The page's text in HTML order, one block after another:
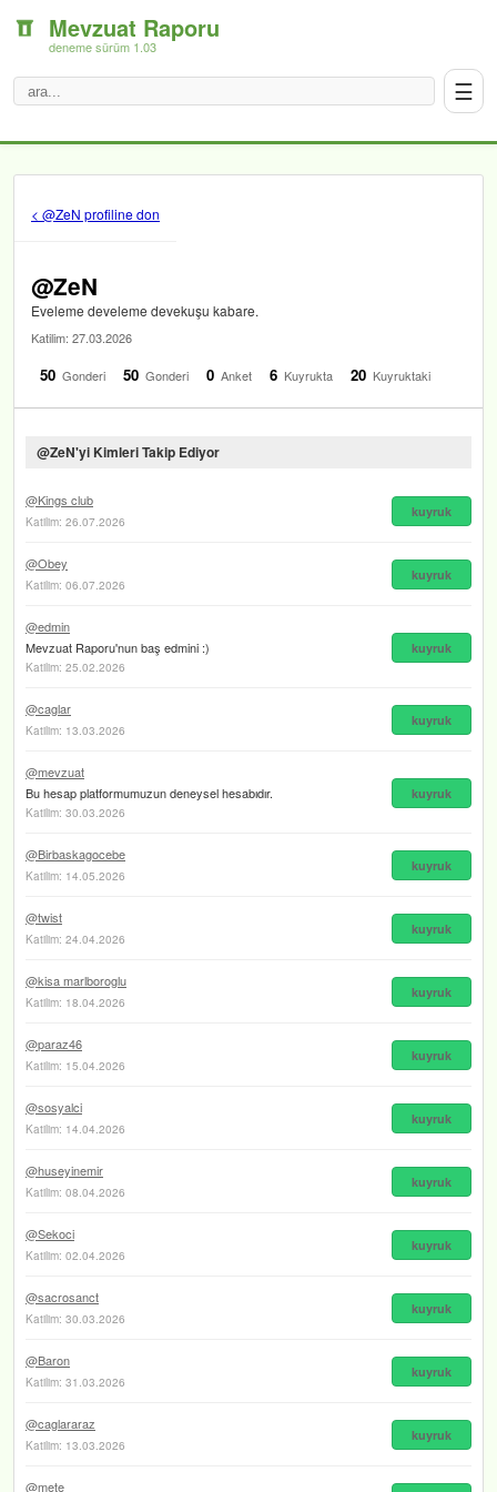
Mevzuat Raporu
deneme sürüm 1.03
☰
< @ZeN profiline don
@ZeN
Eveleme develeme devekuşu kabare.
Katilim: 27.03.2026
50 Gonderi 50 Gonderi 0 Anket 6 Kuyrukta 20 Kuyruktaki
@ZeN'yi Kimleri Takip Ediyor
@Kings club
Katilim: 26.07.2026
kuyruk
@Obey
Katilim: 06.07.2026
kuyruk
@edmin
Mevzuat Raporu'nun baş edmini :)
Katilim: 25.02.2026
kuyruk
@caglar
Katilim: 13.03.2026
kuyruk
@mevzuat
Bu hesap platformumuzun deneysel hesabıdır.
Katilim: 30.03.2026
kuyruk
@Birbaskagocebe
Katilim: 14.05.2026
kuyruk
@twist
Katilim: 24.04.2026
kuyruk
@kisa marlboroglu
Katilim: 18.04.2026
kuyruk
@paraz46
Katilim: 15.04.2026
kuyruk
@sosyalci
Katilim: 14.04.2026
kuyruk
@huseyinemir
Katilim: 08.04.2026
kuyruk
@Sekoci
Katilim: 02.04.2026
kuyruk
@sacrosanct
Katilim: 30.03.2026
kuyruk
@Baron
Katilim: 31.03.2026
kuyruk
@caglararaz
Katilim: 13.03.2026
kuyruk
@mete